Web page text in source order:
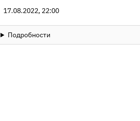
17.08.2022, 22:00
Подробности